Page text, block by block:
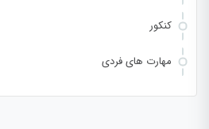
کنکور
مهارت های فردی